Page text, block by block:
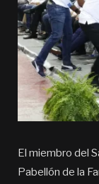
El miembro del
Pabellón de la